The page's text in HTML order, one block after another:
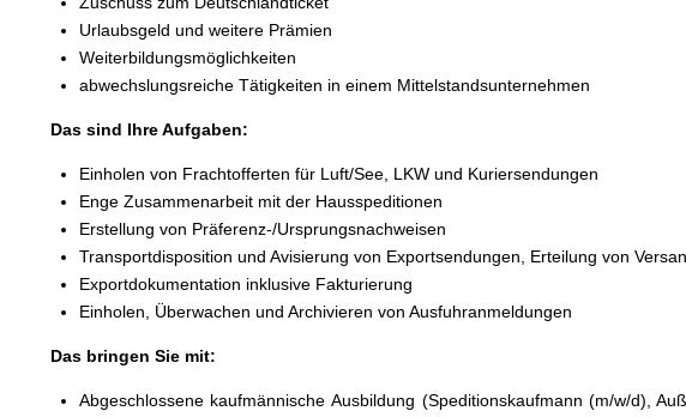
Urlaubsgeld und weitere Prämien
Weiterbildungsmöglichkeiten
abwechslungsreiche Tätigkeiten in einem Mittelstandsunternehmen
Das sind Ihre Aufgaben:
Einholen von Frachtofferten für Luft/See, LKW und Kuriersendungen
Enge Zusammenarbeit mit der Hausspeditionen
Erstellung von Präferenz-/Ursprungsnachweisen
Transportdisposition und Avisierung von Exportsendungen, Erteilung von
Exportdokumentation inklusive Fakturierung
Einholen, Überwachen und Archivieren von Ausfuhranmeldungen
Das bringen Sie mit:
Abgeschlossene kaufmännische Ausbildung (Speditionskaufmann (m/w/d),